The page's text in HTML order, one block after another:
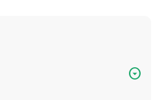
arrow_drop_down_circle